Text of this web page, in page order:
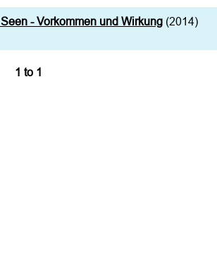
BibTeX
- Vorkommen und Wirkung(2014)
1 to 1